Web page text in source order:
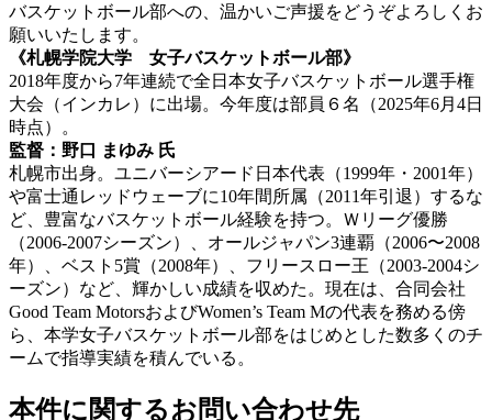
バスケットボール部への、温かいご声援をどうぞよろしくお
願いいたします。
《札幌学院大学 女子バスケットボール部》
2018年度から7年連続で全日本女子バスケットボール選手権
大会（インカレ）に出場。今年度は部員６名（2025年6月4日
時点）。
監督：野口 まゆみ 氏
札幌市出身。ユニバーシアード日本代表（1999年・2001年）
や富士通レッドウェーブに10年間所属（2011年引退）するな
ど、豊富なバスケットボール経験を持つ。Ｗリーグ優勝
（2006-2007シーズン）、オールジャパン3連覇（2006〜2008
年）、ベスト5賞（2008年）、フリースロー王（2003-2004シ
ーズン）など、輝かしい成績を収めた。現在は、合同会社
Good Team MotorsおよびWomen’s Team Mの代表を務める傍
ら、本学女子バスケットボール部をはじめとした数多くのチ
ームで指導実績を積んでいる。
本件に関するお問い合わせ先